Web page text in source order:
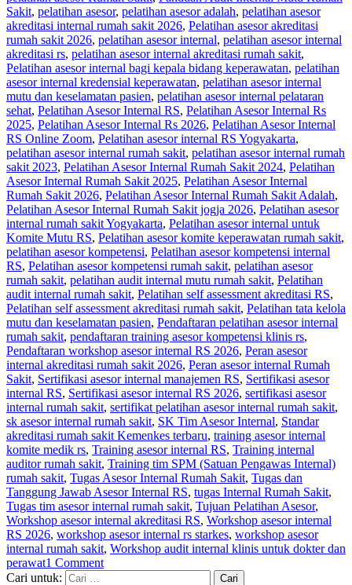
Sakit, pelatihan asesor, pelatihan asesor adalah, pelatihan asesor
akreditasi internal rumah sakit 2026, Pelatihan asesor akreditasi
rumah sakit 2026, pelatihan asesor internal, pelatihan asesor internal
akreditasi rs, pelatihan asesor internal akreditasi rumah sakit,
Pelatihan asesor internal bagi kepala bidang keperawatan, pelatihan
asesor internal kredensial keperawatan, pelatihan asesor internal
mutu dan keselamatan pasien, pelatihan asesor internal pelataran
sehat, Pelatihan Asesor Internal RS, Pelatihan Asesor Internal Rs
2025, Pelatihan Asesor Internal Rs 2026, Pelatihan Asesor Internal
RS Online Zoom, Pelatihan asesor internal RS Yogyakarta,
pelatihan asesor internal rumah sakit, pelatihan asesor internal rumah
sakit 2023, Pelatihan Asesor Internal Rumah Sakit 2024, Pelatihan
Asesor Internal Rumah Sakit 2025, Pelatihan Asesor Internal
Rumah Sakit 2026, Pelatihan Asesor Internal Rumah Sakit Adalah,
Pelatihan Asesor Internal Rumah Sakit jogja 2026, Pelatihan asesor
internal rumah sakit Yogyakarta, Pelatihan asesor internal untuk
Komite Mutu RS, Pelatihan asesor komite keperawatan rumah sakit,
pelatihan asesor kompetensi, Pelatihan asesor kompetensi internal
RS, Pelatihan asesor kompetensi rumah sakit, pelatihan asesor
rumah sakit, pelatihan audit internal mutu rumah sakit, Pelatihan
audit internal rumah sakit, Pelatihan self assessment akreditasi RS,
Pelatihan self assessment akreditasi rumah sakit, Pelatihan tata kelola
mutu dan keselamatan pasien, Pendaftaran pelatihan asesor internal
rumah sakit, pendaftaran training asesor kompetensi klinis rs,
Pendaftaran workshop asesor internal RS 2026, Peran asesor
internal akreditasi rumah sakit 2026, Peran asesor internal Rumah
Sakit, Sertifikasi asesor internal manajemen RS, Sertifikasi asesor
internal RS, Sertifikasi asesor internal RS 2026, sertifikasi asesor
internal rumah sakit, sertifikat pelatihan asesor internal rumah sakit,
sk asesor internal rumah sakit, SK Tim Asesor Internal, Standar
akreditasi rumah sakit Kemenkes terbaru, training asesor internal
komite medik rs, Training asesor internal RS, Training internal
auditor rumah sakit, Training tim SPM (Satuan Pengawas Internal)
rumah sakit, Tugas Asesor Internal Rumah Sakit, Tugas dan
Tanggung Jawab Asesor Internal RS, tugas Internal Rumah Sakit,
Tugas tim asesor internal rumah sakit, Tujuan Pelatihan Asesor,
Workshop asesor internal akreditasi RS, Workshop asesor internal
RS 2026, workshop asesor internal rs starkes, workshop asesor
internal rumah sakit, Workshop audit internal klinis untuk dokter dan
perawat1 Comment
Cari untuk: